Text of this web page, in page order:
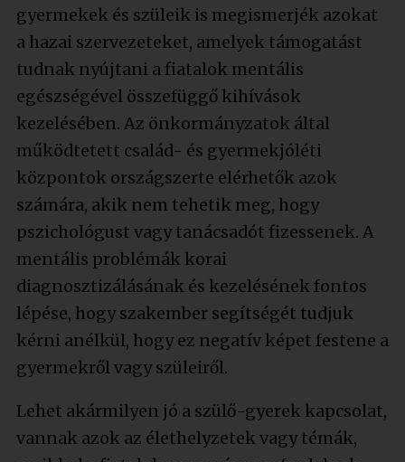
gyermekek és szüleik is megismerjék azokat
a hazai szervezeteket, amelyek támogatást
tudnak nyújtani a fiatalok mentális
egészségével összefüggő kihívások
kezelésében. Az önkormányzatok által
működtetett család- és gyermekjóléti
központok országszerte elérhetők azok
számára, akik nem tehetik meg, hogy
pszichológust vagy tanácsadót fizessenek. A
mentális problémák korai
diagnosztizálásának és kezelésének fontos
lépése, hogy szakember segítségét tudjuk
kérni anélkül, hogy ez negatív képet festene a
gyermekről vagy szüleiről.
Lehet akármilyen jó a szülő-gyerek kapcsolat,
vannak azok az élethelyzetek vagy témák,